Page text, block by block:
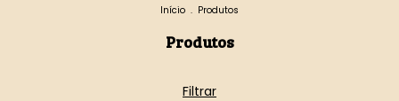
Início . Produtos
Produtos
Filtrar